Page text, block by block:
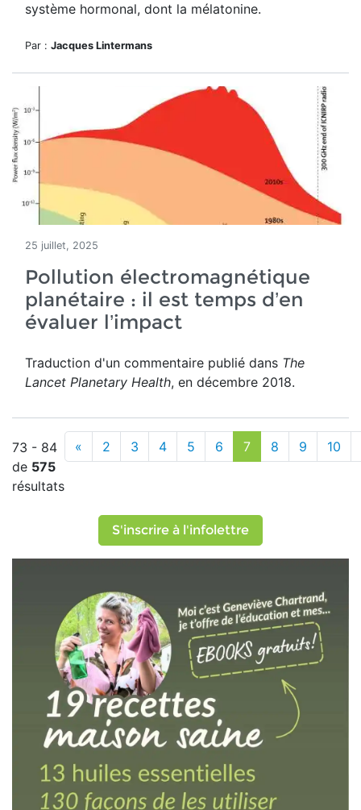
système hormonal, dont la mélatonine.
Par : Jacques Lintermans
25 juillet, 2025
Pollution électromagnétique
planétaire : il est temps d’en
évaluer l’impact
Traduction d'un commentaire publié dans The
Lancet Planetary Health, en décembre 2018.
73 - 84
de 575
résultats
« 2 3 4 5 6 7 8 9 10
S'inscrire à l'infolettre